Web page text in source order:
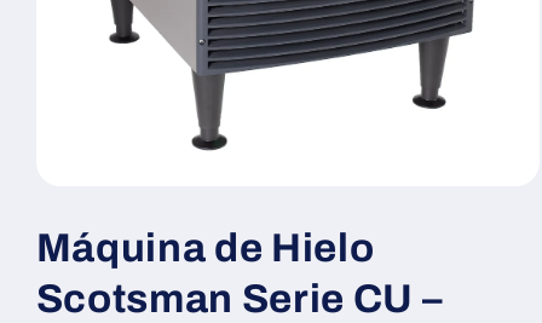
multimedia
en
una
ventana
Máquina de Hielo
Scotsman Serie CU –